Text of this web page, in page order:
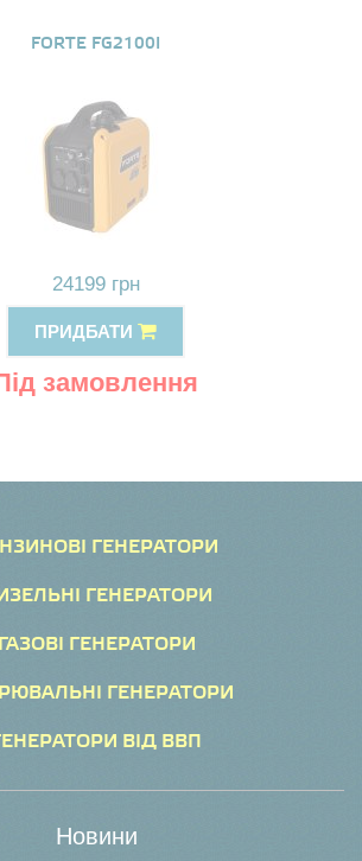
FORTE FG2100I
24199 грн
ПРИДБАТИ
замовлення
ГЕНЕРАТОРИ
ГЕНЕРАТОРИ
ГАЗОВІ ГЕНЕРАТОРИ
ГЕНЕРАТОРИ
ВІД ВВП
Новини